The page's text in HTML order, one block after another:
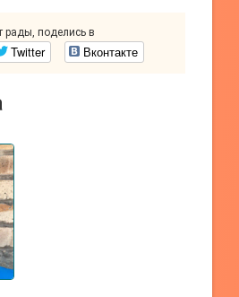
рады, поделись в
Twitter Вконтакте